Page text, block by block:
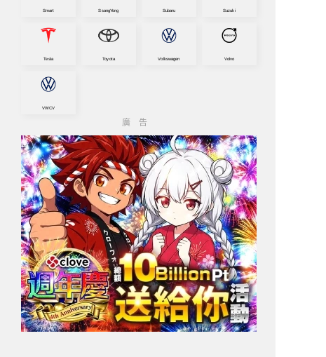
Smart SsangYong Subaru Suzuki
Tesla Toyota Volkswagen Volvo
VWCV
廣告